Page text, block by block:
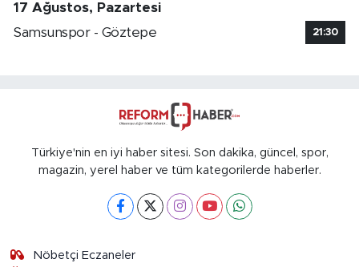
17 Ağustos, Pazartesi
Samsunspor - Göztepe
21:30
Türkiye'nin en iyi haber sitesi. Son dakika, güncel, spor,
magazin, yerel haber ve tüm kategorilerde haberler.
Nöbetçi Eczaneler